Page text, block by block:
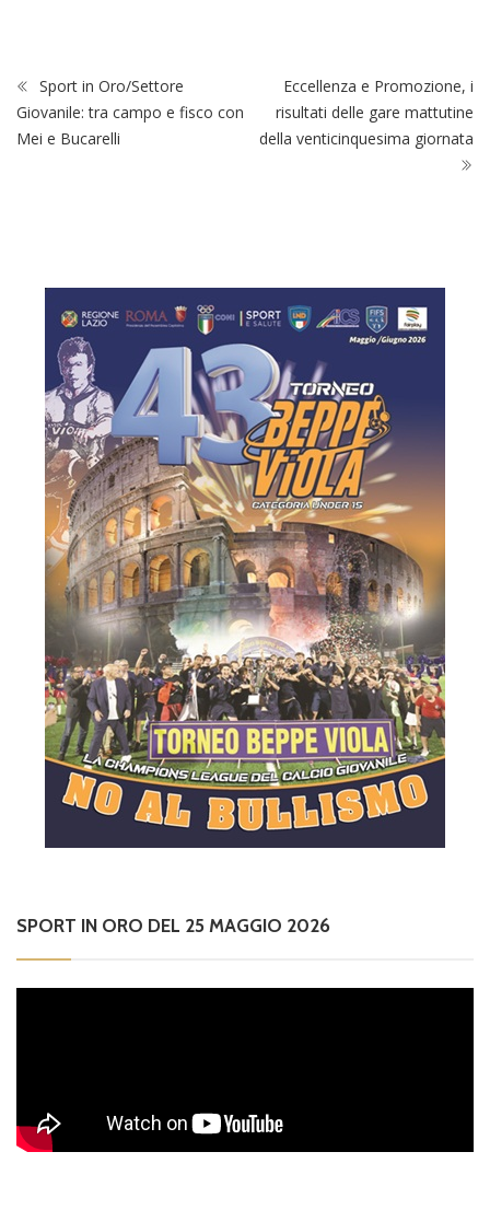
Sport in Oro/Settore
Giovanile: tra campo e fisco con
Mei e Bucarelli
Eccellenza e Promozione, i
risultati delle gare mattutine
della venticinquesima giornata
SPORT IN ORO DEL 25 MAGGIO 2026